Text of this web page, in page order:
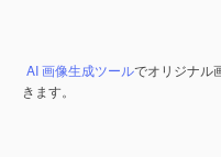
AI 画像生成ツールでオリジナル
きます。